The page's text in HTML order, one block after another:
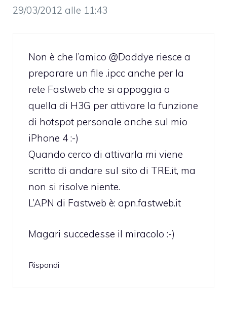
29/03/2012 alle 11:43
Non è che l’amico @Daddye riesce a
preparare un file .ipcc anche per la
rete Fastweb che si appoggia a
quella di H3G per attivare la funzione
di hotspot personale anche sul mio
iPhone 4 :-)
Quando cerco di attivarla mi viene
scritto di andare sul sito di TRE.it, ma
non si risolve niente.
L’APN di Fastweb è: apn.fastweb.it
Magari succedesse il miracolo :-)
Rispondi